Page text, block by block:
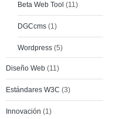
Beta Web Tool (11)
DGCcms (1)
Wordpress (5)
Diseño Web (11)
Estándares W3C (3)
Innovación (1)